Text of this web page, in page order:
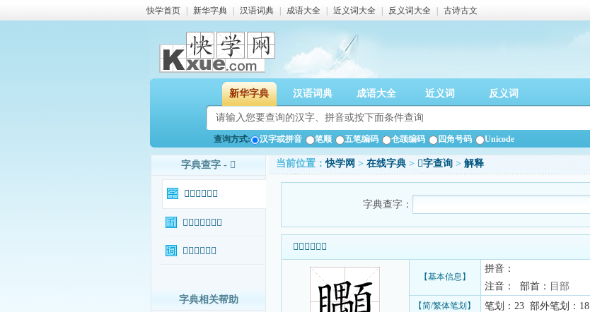
快学首页 新华字典 汉语词典 成语大全 近义词大全 反义词大全 古诗古文
新华字典 汉语词典 成语大全 近义词 反义词
查询方式: 汉字或拼音 笔顺 五笔编码 仓颉编码 四角号码 Unicode
字典查字 - 𥍎
𥍎字基本信息
𥍎字输入法查询
𥍎字相关词语
字典相关帮助
当前位置：快学网 > 在线字典 > 𥍎字查询 > 解释
字典查字：
𥍎字基本信息
【基本信息】
拼音：
注音： 部首： 目部
【简/繁体笔划】 笔划：23 部外笔划：18